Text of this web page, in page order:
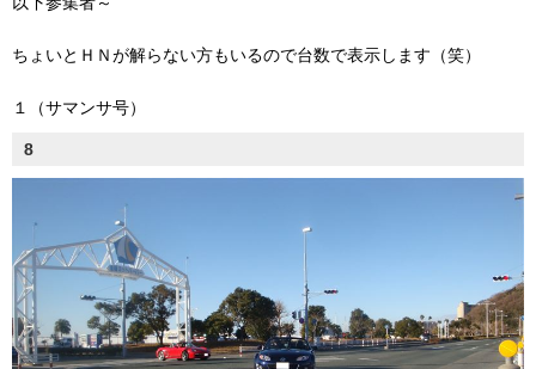
ちょいとＨＮが解らない方もいるので台数で表示します（笑）
１（サマンサ号）
8